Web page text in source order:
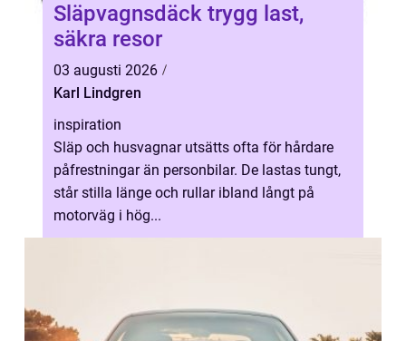
Släpvagnsdäck trygg last,
säkra resor
03 augusti 2026
Karl Lindgren
inspiration
Släp och husvagnar utsätts ofta för hårdare
påfrestningar än personbilar. De lastas tungt,
står stilla länge och rullar ibland långt på
motorväg i hög...